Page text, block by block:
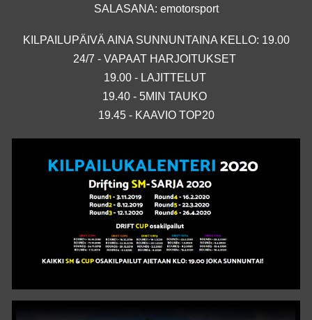
SALASANA: emotorsport
KILPAILUPÄIVÄ AINA SUNNUNTAINA KELLO: 19.00
24/7 - VAPAAT HARJOITUKSET
19.00 - LAJITTELUT
19.40 - 5MIN TAUKO
19.45 - KAAVIO TOP20